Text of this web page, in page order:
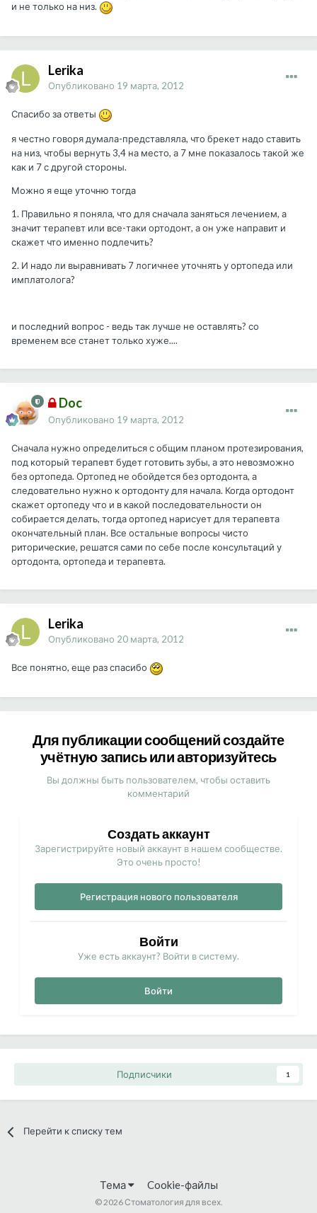
и не только на низ.
Lerika
Опубликовано 19 марта, 2012
Спасибо за ответы
я честно говоря думала-представляла, что брекет надо ставить
на низ, чтобы вернуть 3,4 на место, а 7 мне показалось такой же
как и 7 с другой стороны.
Можно я еще уточню тогда
1. Правильно я поняла, что для сначала заняться лечением, а
значит терапевт или все-таки ортодонт, а он уже направит и
скажет что именно подлечить?
2. И надо ли выравнивать 7 логичнее уточнять у ортопеда или
имплатолога?
и последний вопрос - ведь так лучше не оставлять? со
временем все станет только хуже....
Doc
Опубликовано 19 марта, 2012
Сначала нужно определиться с общим планом протезирования,
под который терапевт будет готовить зубы, а это невозможно
без ортопеда. Ортопед не обойдется без ортодонта, а
следовательно нужно к ортодонту для начала. Когда ортодонт
скажет ортопеду что и в какой последовательности он
собирается делать, тогда ортопед нарисует для терапевта
окончательный план. Все остальные вопросы чисто
риторические, решатся сами по себе после консультаций у
ортодонта, ортопеда и терапевта.
Lerika
Опубликовано 20 марта, 2012
Все понятно, еще раз спасибо
Для публикации сообщений создайте
учётную запись или авторизуйтесь
Вы должны быть пользователем, чтобы оставить
комментарий
Создать аккаунт
Зарегистрируйте новый аккаунт в нашем сообществе.
Это очень просто!
Регистрация нового пользователя
Войти
Уже есть аккаунт? Войти в систему.
Войти
Подписчики 1
Перейти к списку тем
Тема Cookie-файлы
©2026 Стоматология для всех.